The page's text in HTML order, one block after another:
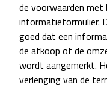
de voorwaarden
informatieformulier.
goed dat een
de afkoop of de
wordt aangemerkt.
verlenging van de